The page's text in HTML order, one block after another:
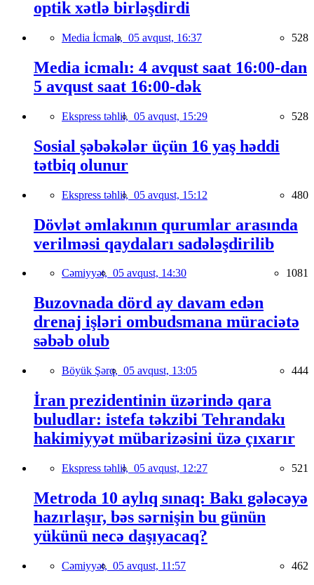
optik xətlə birləşdirdi
Media İcmalı, 05 avqust, 16:37 528
Media icmalı: 4 avqust saat 16:00-dan
5 avqust saat 16:00-dək
Ekspress təhlil, 05 avqust, 15:29 528
Sosial şəbəkələr üçün 16 yaş həddi
tətbiq olunur
Ekspress təhlil, 05 avqust, 15:12 480
Dövlət əmlakının qurumlar arasında
verilməsi qaydaları sadələşdirilib
Cəmiyyət, 05 avqust, 14:30 1081
Buzovnada dörd ay davam edən
drenaj işləri ombudsmana müraciətə
səbəb olub
Böyük Şərq, 05 avqust, 13:05 444
İran prezidentinin üzərində qara
buludlar: istefa təkzibi Tehrandakı
hakimiyyət mübarizəsini üzə çıxarır
Ekspress təhlil, 05 avqust, 12:27 521
Metroda 10 aylıq sınaq: Bakı gələcəyə
hazırlaşır, bəs sərnişin bu günün
yükünü necə daşıyacaq?
Cəmiyyət, 05 avqust, 11:57 462